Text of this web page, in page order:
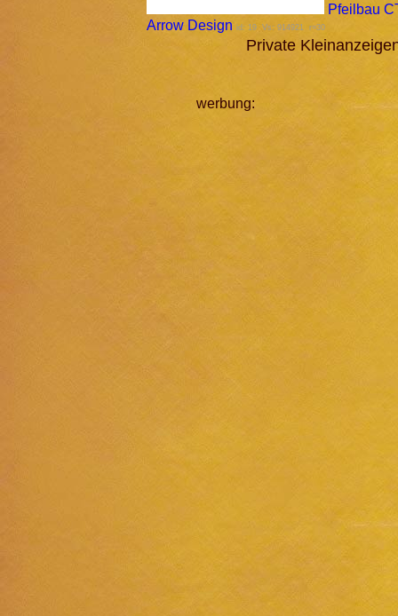
Pfeilbau
Arrow Design id: 19 Vs: 914921 r=30
Private
werbung: